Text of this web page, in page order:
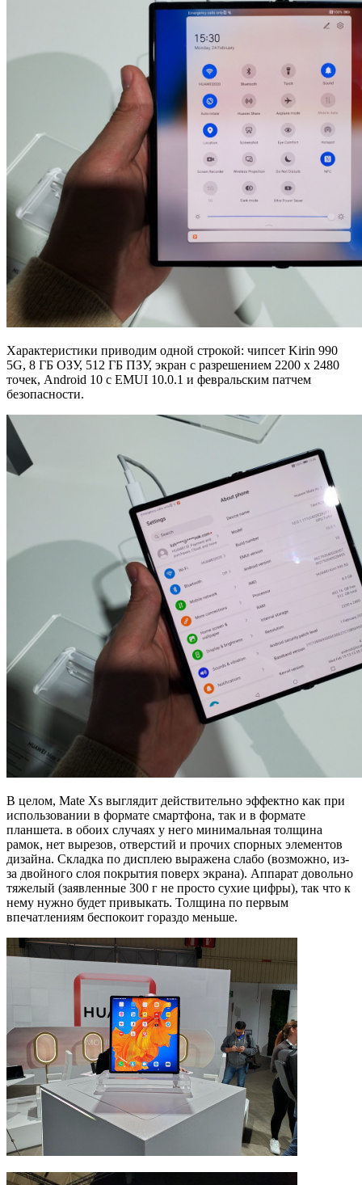
Характеристики приводим одной строкой: чипсет Kirin 990
5G, 8 ГБ ОЗУ, 512 ГБ ПЗУ, экран с разрешением 2200 х 2480
точек, Android 10 с EMUI 10.0.1 и февральским патчем
безопасности.
В целом, Mate Xs выглядит действительно эффектно как при
использовании в формате смартфона, так и в формате
планшета. в обоих случаях у него минимальная толщина
рамок, нет вырезов, отверстий и прочих спорных элементов
дизайна. Складка по дисплею выражена слабо (возможно, из-
за двойного слоя покрытия поверх экрана). Аппарат довольно
тяжелый (заявленные 300 г не просто сухие цифры), так что к
нему нужно будет привыкать. Толщина по первым
впечатлениям беспокоит гораздо меньше.